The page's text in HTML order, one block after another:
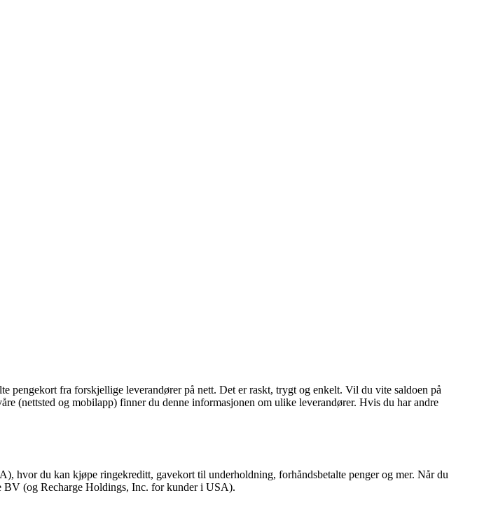
pengekort fra forskjellige leverandører på nett. Det er raskt, trygt og enkelt. Vil du vite saldoen på
(nettsted og mobilapp) finner du denne informasjonen om ulike leverandører. Hvis du har andre
hvor du kan kjøpe ringekreditt, gavekort til underholdning, forhåndsbetalte penger og mer. Når du
BV (og Recharge Holdings, Inc. for kunder i USA).